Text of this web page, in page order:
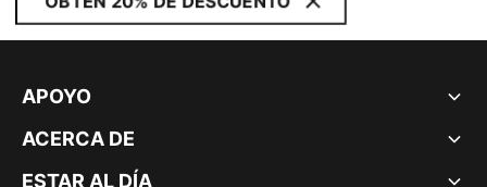
APOYO
ACERCA DE
ESTAR AL DÍA